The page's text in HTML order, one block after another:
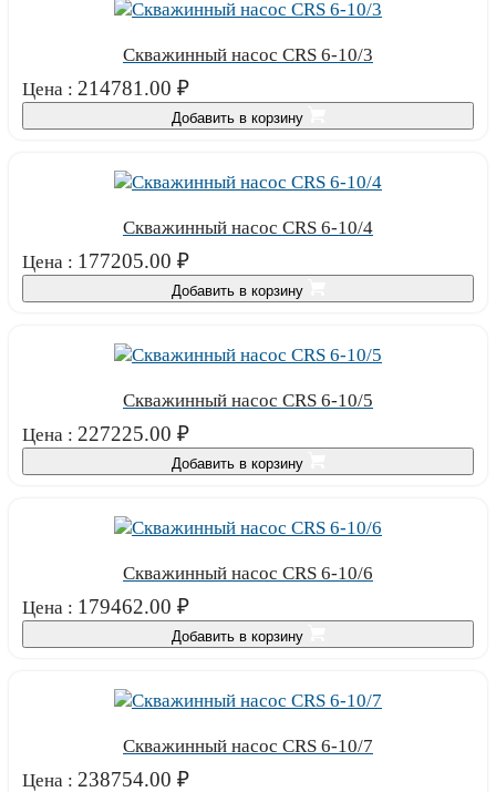
Скважинный насос CRS 6-10/3
Цена : 214781.00 ₽
Добавить в корзину
Скважинный насос CRS 6-10/4
Цена : 177205.00 ₽
Добавить в корзину
Скважинный насос CRS 6-10/5
Цена : 227225.00 ₽
Добавить в корзину
Скважинный насос CRS 6-10/6
Цена : 179462.00 ₽
Добавить в корзину
Скважинный насос CRS 6-10/7
Цена : 238754.00 ₽